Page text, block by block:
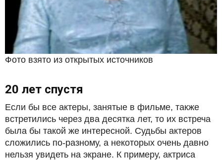
Фото взято из открытых источников
20 лет спустя
Если бы все актеры, занятые в фильме, также
встретились через два десятка лет, то их встреча
была бы такой же интересной. Судьбы актеров
сложились по-разному, а некоторых очень давно
нельзя увидеть на экране. К примеру, актриса